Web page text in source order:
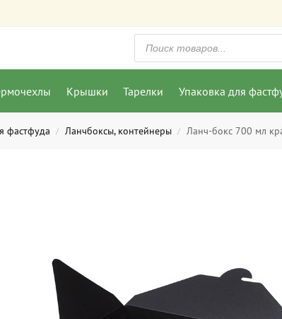
Крышки Тарелки Упаковка для
фастфуда / Ланчбоксы, контейнеры / Ланч-бокс 700 мл